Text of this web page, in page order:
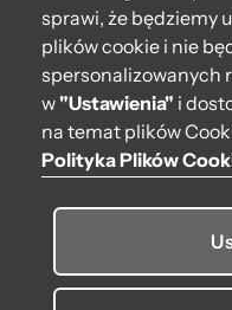
222 571 414
bok@obagstore.pl
WhatsApp O bag Polska
Pon.-pt. w godz 08:00 -
Obserwuj nas
sprawi, że będziemy
plików cookie i nie
spersonalizowanych
w"Ustawienia" i
na temat plików
Polityka Plików